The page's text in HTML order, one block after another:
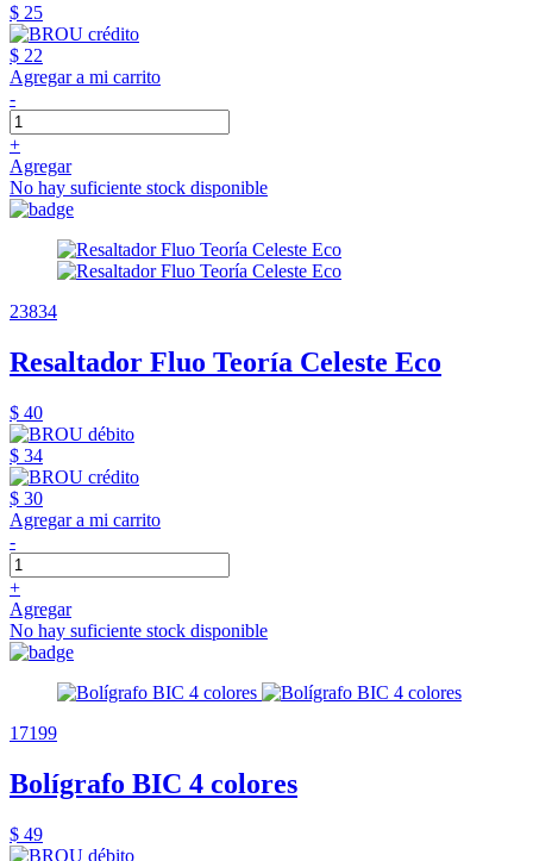
$ 25
$ 22
Agregar a mi carrito
-
+
Agregar
No hay suficiente stock disponible
23834
Resaltador Fluo Teoría Celeste Eco
$ 40
$ 34
$ 30
Agregar a mi carrito
-
+
Agregar
No hay suficiente stock disponible
17199
Bolígrafo BIC 4 colores
$ 49